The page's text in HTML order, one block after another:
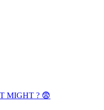
MIGHT ? 😨